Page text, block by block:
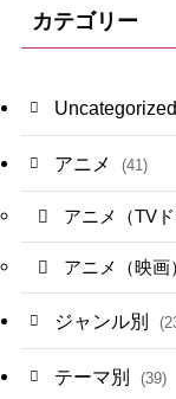
カテゴリー
Uncategorized
アニメ (41)
アニメ（TV
アニメ（映画
ジャンル別
テーマ別 (39)